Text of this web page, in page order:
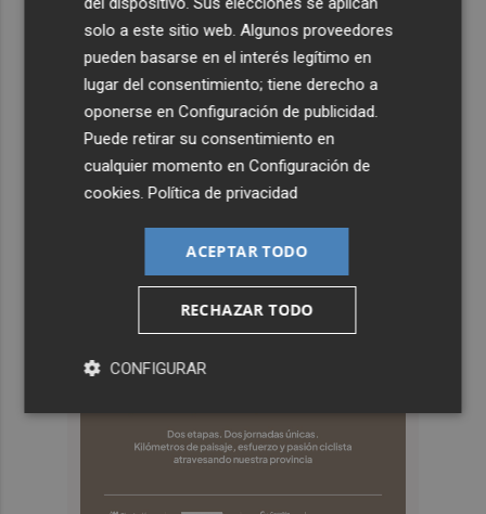
solo a este sitio web. Algunos proveedores
pueden basarse en el interés legítimo en
lugar del consentimiento; tiene derecho a
oponerse enConfiguración de publicidad.
Puede retirar su consentimiento en
cualquier momento enConfiguración de
cookies.Política de privacidad
ACEPTAR TODO
RECHAZAR TODO
CONFIGURAR